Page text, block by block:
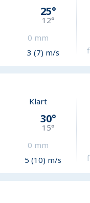
25°
12°
0 mm
3 (7) m/s
Klart
30°
15°
0 mm
5 (10) m/s